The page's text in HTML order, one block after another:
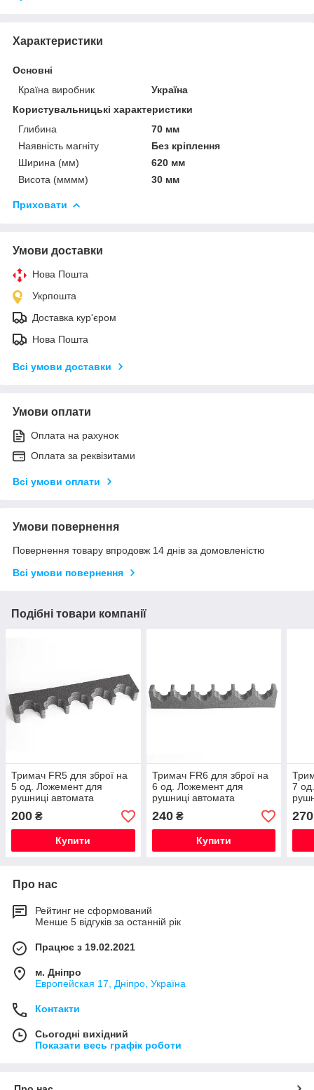
Характеристики
Основні
Країна виробник
Україна
Користувальницькі характеристики
Глибина
70 мм
Наявність магніту
Без кріплення
Ширина (мм)
620 мм
Висота (мммм)
30 мм
Приховати
Умови доставки
Нова Пошта
Укрпошта
Доставка кур'єром
Нова Пошта
Всі умови доставки
Умови оплати
Оплата на рахунок
Оплата за реквізитами
Всі умови оплати
Умови повернення
Повернення товару впродовж 14 днів за домовленістю
Всі умови повернення
Подібні товари компанії
Тримач FR5 для зброї на
5 од. Ложемент для
рушниці автомата
200 ₴
Купити
Тримач FR6 для зброї на
6 од. Ложемент для
рушниці автомата
240₴
Купити
7
270
Про нас
Рейтинг не сформований
Менше 5 відгуків за останній рік
Працює з 19.02.2021
м. Дніпро
Европейская 17, Дніпро, Україна
Контакти
Сьогодні вихідний
Показати весь графік роботи